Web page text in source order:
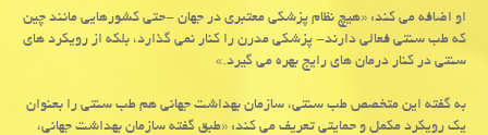
او اضافه می کند: «هیچ نظام پزشکی معتبری در جهان -حتی کشورهایی مانند چین
که طب سنتی فعالی دارند- پزشکی مدرن را کنار نمی گذارد، بلکه از رویکرد های
سنتی در کنار درمان های رایج بهره می گیرد.»
به گفته این متخصص طب سنتی، سازمان بهداشت جهانی هم طب سنتی را بعنوان
یک رویکرد مکمل و حمایتی تعریف می کند: «طبق گفته سازمان بهداشت جهانی،